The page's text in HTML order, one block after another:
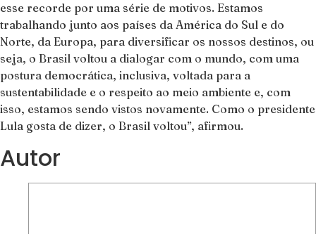
esse recorde por uma série de motivos. Estamos
trabalhando junto aos países da América do Sul e do
Norte, da Europa, para diversificar os nossos destinos, ou
seja, o Brasil voltou a dialogar com o mundo, com uma
postura democrática, inclusiva, voltada para a
sustentabilidade e o respeito ao meio ambiente e, com
isso, estamos sendo vistos novamente. Como o presidente
Lula gosta de dizer, o Brasil voltou”, afirmou.
Autor